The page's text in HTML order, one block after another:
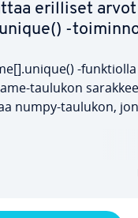
erilliset arvot
-
-
taulukon
numpy-taulukon,